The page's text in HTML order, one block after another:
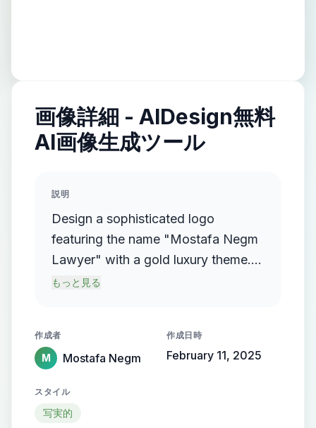
画像詳細 - AIDesign無料
AI画像生成ツール
説明
Design a sophisticated logo
featuring the name "Mostafa Negm
Lawyer" with a gold luxury theme.
The logo should incorporate a
protruding from the background,
creating a sense of motion and
もっと見る
作成者
M Mostafa Negm
作成日時
February 11, 2025
スタイル
写実的